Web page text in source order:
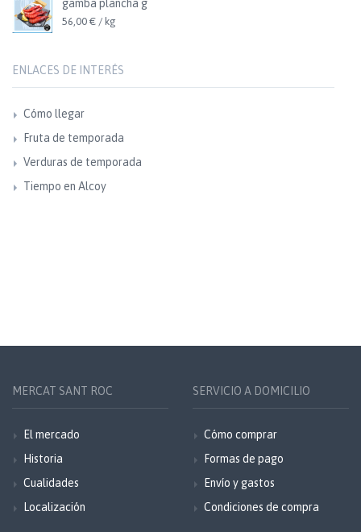
gamba plancha g
56,00 € / kg
ENLACES DE INTERÉS
Cómo llegar
Fruta de temporada
Verduras de temporada
Tiempo en Alcoy
MERCAT SANT ROC
El mercado
Historia
Cualidades
Localización
SERVICIO A DOMICILIO
Cómo comprar
Formas de pago
Envío y gastos
Condiciones de compra